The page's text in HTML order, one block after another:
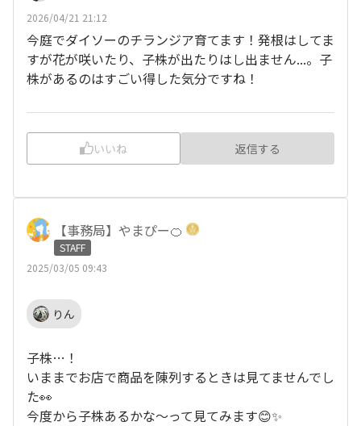
2026/04/21 21:12
今庭でダイソーのチランジア育てます！発根はしてま
すが花が咲いたり、子株が出たりはし出ません...。子
株があるのはすごい得した気分ですね！
いいね 返信する
【事務局】やまぴー🍊
STAFF
2025/03/05 09:43
りん
子株…！
いままでお店で商品を陳列するときは見てませんでし
た👀
今度から子株あるかな～って見てみます😊✨